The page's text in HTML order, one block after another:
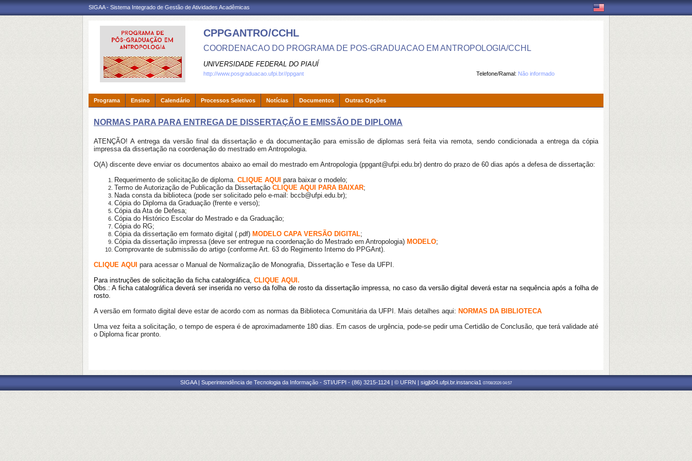
SIGAA - Sistema Integrado de Gestão de Atividades Acadêmicas
CPPGANTRO/CCHL
COORDENACAO DO PROGRAMA DE POS-GRADUACAO EM ANTROPOLOGIA/CCHL
UNIVERSIDADE FEDERAL DO PIAUÍ
Telefone/Ramal: Não informado
http://www.posgraduacao.ufpi.br//ppgant
Programa Ensino Calendário Processos Seletivos Notícias Documentos Outras Opções
NORMAS PARA PARA ENTREGA DE DISSERTAÇÃO E EMISSÃO DE DIPLOMA
ATENÇÃO! A entrega da versão final da dissertação e da documentação para emissão de diplomas será feita via remota, sendo condicionada a entrega da cópia
impressa da dissertação na coordenação do mestrado em Antropologia.
O(A) discente deve enviar os documentos abaixo ao email do mestrado em Antropologia (ppgant@ufpi.edu.br) dentro do prazo de 60 dias após a defesa de dissertação:
Requerimento de solicitação de diploma. CLIQUE AQUI para baixar o modelo;
Termo de Autorização de Publicação da Dissertação CLIQUE AQUI PARA BAIXAR;
Nada consta da biblioteca (pode ser solicitado pelo e-mail: bccb@ufpi.edu.br);
Cópia do Diploma da Graduação (frente e verso);
Cópia da Ata de Defesa;
Cópia do Histórico Escolar do Mestrado e da Graduação;
Cópia do RG;
Cópia da dissertação em formato digital (.pdf) MODELO CAPA VERSÃO DIGITAL;
Cópia da dissertação impressa (deve ser entregue na coordenação do Mestrado em Antropologia) MODELO;
Comprovante de submissão do artigo (conforme Art. 63 do Regimento Interno do PPGAnt).
CLIQUE AQUI para acessar o Manual de Normalização de Monografia, Dissertação e Tese da UFPI.
Para instruções de solicitação da ficha catalográfica, CLIQUE AQUI .
Obs.: A ficha catalográfica deverá ser inserida no verso da folha de rosto da dissertação impressa, no caso da versão digital deverá estar na sequência após a folha de
rosto.
A versão em formato digital deve estar de acordo com as normas da Biblioteca Comunitária da UFPI. Mais detalhes aqui: NORMAS DA BIBLIOTECA
Uma vez feita a solicitação, o tempo de espera é de aproximadamente 180 dias. Em casos de urgência, pode-se pedir uma Certidão de Conclusão, que terá validade até
o Diploma ficar pronto.
SIGAA | Superintendência de Tecnologia da Informação - STI/UFPI - (86) 3215-1124 | © UFRN | sigjb04.ufpi.br.instancia1 07/08/2026 04:57